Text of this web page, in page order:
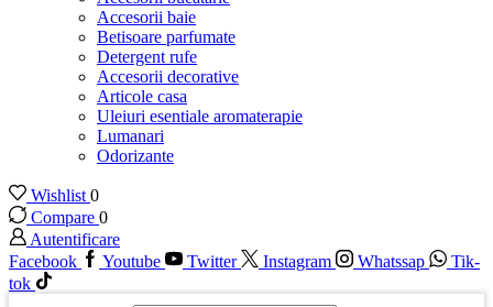
Accesorii baie
Betisoare parfumate
Detergent rufe
Accesorii decorative
Articole casa
Uleiuri esentiale aromaterapie
Lumanari
Odorizante
Wishlist 0
Compare 0
Autentificare
Facebook
Youtube Twitter Instagram Whatssap
Tik-
tok